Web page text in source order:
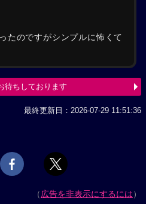
たのですがシンプルに怖くて
待ちしております
最終更新日：2026-07-29 11:51:36
（広告を非表示にするには）